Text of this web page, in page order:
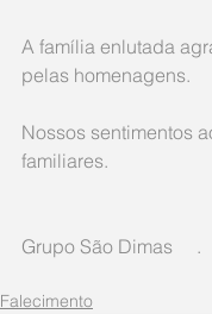
A família enlutada
pelas homenagens.
Nossos sentimentos
familiares.
Grupo São Dimas     .
Falecimento